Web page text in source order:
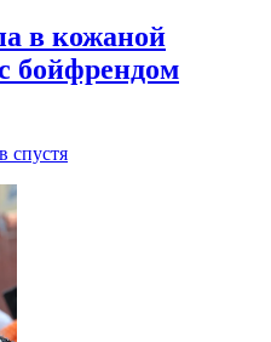
в кожаной
бойфрендом
спустя